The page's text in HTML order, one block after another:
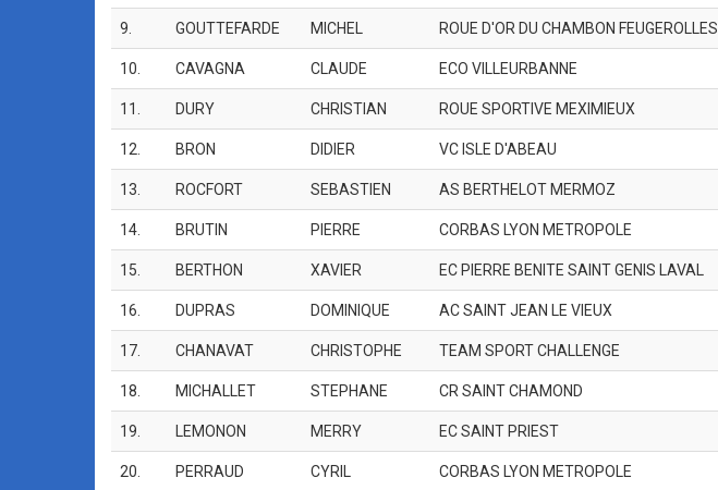
9. GOUTTEFARDE MICHEL ROUE D'OR DU CHAMBON FEUGEROLLES
10. CAVAGNA CLAUDE ECO VILLEURBANNE
11. DURY CHRISTIAN ROUE SPORTIVE MEXIMIEUX
12. BRON DIDIER VC ISLE D'ABEAU
13. ROCFORT SEBASTIEN AS BERTHELOT MERMOZ
14. BRUTIN PIERRE CORBAS LYON METROPOLE
15. BERTHON XAVIER EC PIERRE BENITE SAINT GENIS LAVAL
16. DUPRAS DOMINIQUE AC SAINT JEAN LE VIEUX
17. CHANAVAT CHRISTOPHE TEAM SPORT CHALLENGE
18. MICHALLET STEPHANE CR SAINT CHAMOND
19. LEMONON MERRY EC SAINT PRIEST
20. PERRAUD CYRIL CORBAS LYON METROPOLE